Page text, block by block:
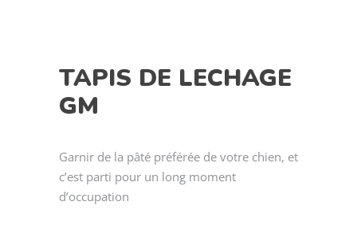
TAPIS DE LECHAGE
GM
Garnir de la pâté préférée de votre chien, et
c’est parti pour un long moment
d’occupation